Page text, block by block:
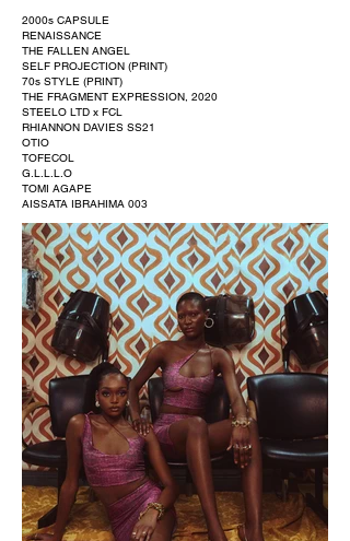
2000s CAPSULE
RENAISSANCE
THE FALLEN ANGEL
SELF PROJECTION (PRINT)
70s STYLE (PRINT)
THE FRAGMENT EXPRESSION, 2020
STEELO LTD x FCL
RHIANNON DAVIES SS21
OTIO
TOFECOL
G.L.L.L.O
TOMI AGAPE
AISSATA IBRAHIMA 003